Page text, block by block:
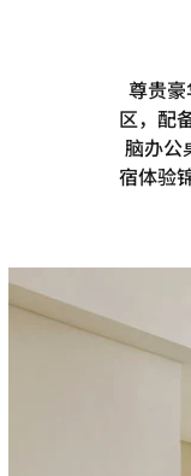
尊贵
区，配
脑办公
宿体验